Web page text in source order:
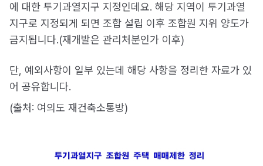
에 대한 투기과열지구 지정인데요. 해당 지역이 투기과열
지구로 지정되게 되면 조합 설립 이후 조합원 지위 양도가
금지됩니다.(재개발은 관리처분인가 이후)
단, 예외사항이 일부 있는데 해당 사항을 정리한 자료가 있
어 공유합니다.
(출처: 여의도 재건축소통방)